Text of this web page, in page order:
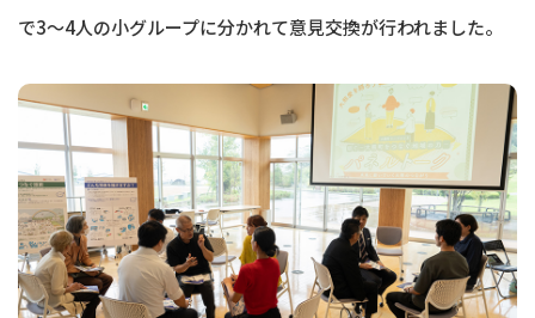
で3〜4人の小グループに分かれて意見交換が行われました。